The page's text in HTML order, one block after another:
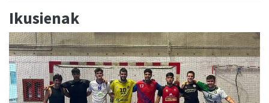
Ikusienak